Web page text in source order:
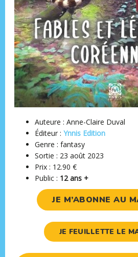
Auteure : Anne-Claire Duval
Éditeur ‏: ‎Ynnis Edition
Genre : fantasy
Sortie : 23 août 2023
Prix : 12.90 €
Public : 12 ans +
JE M’ABONNE AU
JE FEUILLETTE LE